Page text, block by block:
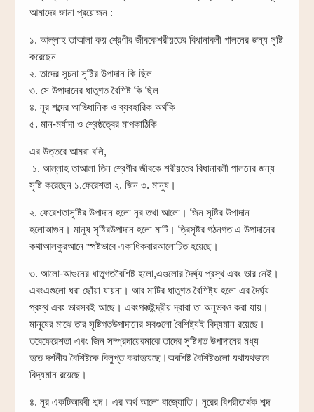
আমাদের জানা প্রয়োজন :
১. আল্লাহ তা‌‌‌‍‍‍আলা কয় শ্রেণীর জীবকেশরীয়তের বিধানাবলী পালনের জন্য সৃষ্টি
করেছেন
২. তাদের সূচনা সৃষ্টির উপাদান কি ছিল
৩. সে উপাদানের ধাতুগত বৈশিষ্ট কি ছিল
৪. নূর শব্দের আভিধানিক ও ব্যবহারিক অর্থকি
৫. মান-মর্যাদা ও শ্রেষ্ঠত্বের মাপকাঠিকি
এর উত্তরে আমরা বলি,
১. আল্লাহ তাআলা তিন শ্রেণীর জীবকে শরীয়তের বিধানাবলী পালনের জন্য
সৃষ্টি করেছেন ১.ফেরেশতা ২. জিন ৩. মানুষ।
২. ফেরেশতাসৃষ্টির উপাদান হলো নূর তথা আলো। জিন সৃষ্টির উপাদান
হলোআগুন। মানুষ সৃষ্টিরউপাদান হলো মাটি। ত্রিসৃষ্টর গঠনগত এ উপাদানের
কথাআলকুরআনে স্পষ্টভাবে একাধিকবারআলোচিত হয়েছে।
৩. আলো-আগুনের ধাতুগতবৈশিষ্ট হলো,এগুলোর দৈর্ঘ্য প্রস্থ এবং ভার নেই।
এবংএগুলো ধরা ছোঁয়া যায়না। আর মাটির ধাতুগত বৈশিষ্ট্য হলো এর দৈর্ঘ্য
প্রস্থ এবং ভারসবই আছে। এবংপঞ্চইন্দ্রীয় দ্বারা তা অনুভবও করা যায়।
মানুষের মাঝে তার সৃষ্টিগতউপাদানের সবগুলো বৈশিষ্ট্যই বিদ্যমান রয়েছে।
তবেফেরেশতা এবং জিন সম্প্রদায়েরমাঝে তাদের সৃষ্টিগত উপাদানের মধ্য
হতে দর্শনীয় বৈশিষ্টকে বিলুপ্ত করাহয়েছে।অবশিষ্ট বৈশিষ্টগুলো যথাযথভাবে
বিদ্যমান রয়েছে।
৪. নূর একটিআরবী শব্দ। এর অর্থ আলো বাজ্যোতি। নূরের বিপরীতার্থক শব্দ